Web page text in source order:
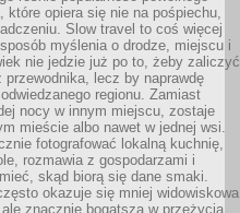
które opiera się nie na pośpiechu,
Slow travel to coś więcej
myślenia o drodze, miejscu i
nie jedzie już po to, żeby zaliczyć
przewodnika, lecz by naprawdę
regionu. Zamiast
nocy w innym miejscu, zostaje
mieście albo nawet w jednej wsi.
fotografować lokalną kuchnię,
rozmawia z gospodarzami i
skąd biorą się dane smaki.
okazuje się mniej widowiskowa
znacznie bogatsza w przeżycia.